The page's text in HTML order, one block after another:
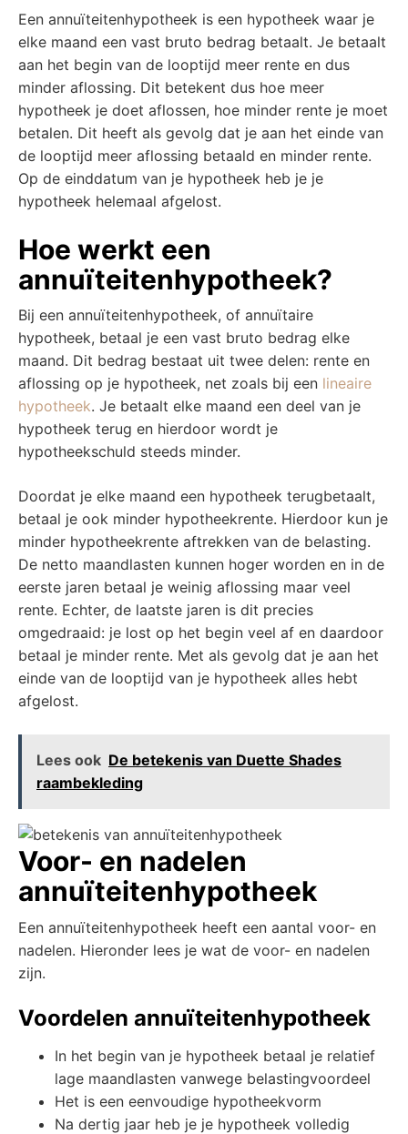
Een annuïteitenhypotheek is een hypotheek waar je
elke maand een vast bruto bedrag betaalt. Je betaalt
aan het begin van de looptijd meer rente en dus
minder aflossing. Dit betekent dus hoe meer
hypotheek je doet aflossen, hoe minder rente je moet
betalen. Dit heeft als gevolg dat je aan het einde van
de looptijd meer aflossing betaald en minder rente.
Op de einddatum van je hypotheek heb je je
hypotheek helemaal afgelost.
Hoe werkt een
annuïteitenhypotheek?
Bij een annuïteitenhypotheek, of annuïtaire
hypotheek, betaal je een vast bruto bedrag elke
maand. Dit bedrag bestaat uit twee delen: rente en
aflossing op je hypotheek, net zoals bij een lineaire
hypotheek. Je betaalt elke maand een deel van je
hypotheek terug en hierdoor wordt je
hypotheekschuld steeds minder.
Doordat je elke maand een hypotheek terugbetaalt,
betaal je ook minder hypotheekrente. Hierdoor kun je
minder hypotheekrente aftrekken van de belasting.
De netto maandlasten kunnen hoger worden en in de
eerste jaren betaal je weinig aflossing maar veel
rente. Echter, de laatste jaren is dit precies
omgedraaid: je lost op het begin veel af en daardoor
betaal je minder rente. Met als gevolg dat je aan het
einde van de looptijd van je hypotheek alles hebt
afgelost.
Lees ook De betekenis van Duette Shades
raambekleding
Voor- en nadelen
annuïteitenhypotheek
Een annuïteitenhypotheek heeft een aantal voor- en
nadelen. Hieronder lees je wat de voor- en nadelen
zijn.
Voordelen annuïteitenhypotheek
In het begin van je hypotheek betaal je relatief
lage maandlasten vanwege belastingvoordeel
Het is een eenvoudige hypotheekvorm
Na dertig jaar heb je je hypotheek volledig